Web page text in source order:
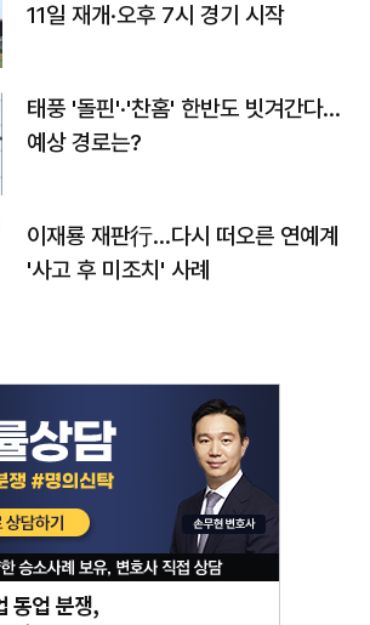
11일 재개·오후 7시 경기 시작
태풍 '돌핀'·'찬홈' 한반도 빗겨간다…
예상 경로는?
이재룡 재판行…다시 떠오른 연예계
'사고 후 미조치' 사례